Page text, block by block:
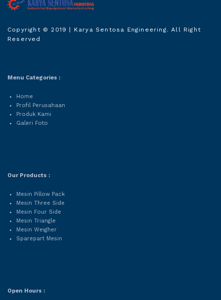
Engineering
Copyright © 2019
| Karya Sentosa Engineering. All Right
Reserved
Menu Categories :
Home
Profil Perusahaan
Produk Kami
Galeri Foto
Our Products :
Mesin Pillow Pack
Mesin Three Side
Mesin Four Side
Mesin Triangle
Mesin Weigher
Sparepart Mesin
Open Hours :